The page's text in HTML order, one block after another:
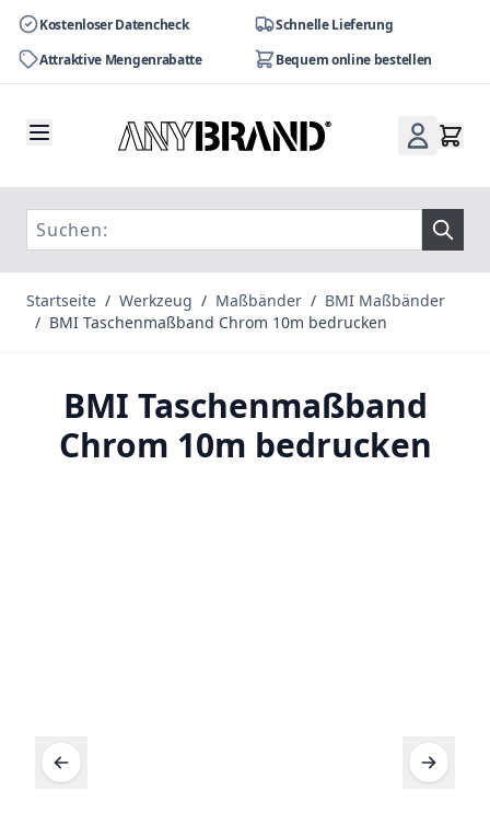
Kostenloser Datencheck
Schnelle Lieferung
Attraktive Mengenrabatte
Bequem online bestellen
Startseite / Werkzeug / Maßbänder / BMI Maßbänder
/ BMI Taschenmaßband Chrom 10m bedrucken
BMI Taschenmaßband
Chrom 10m bedrucken